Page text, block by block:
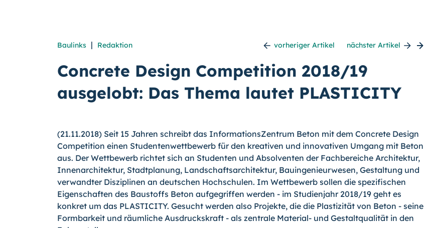
Baulinks | Redaktion vorheriger Artikel nächster Artikel
Concrete Design Competition 2018/19
ausgelobt: Das Thema lautet PLASTICITY
(21.11.2018) Seit 15 Jahren schreibt das InformationsZentrum Beton mit dem Concrete Design
Competition einen Studentenwettbewerb für den kreativen und innovativen Umgang mit Beton
aus. Der Wettbewerb richtet sich an Studenten und Absolventen der Fachbereiche Architektur,
Innenarchitektur, Stadtplanung, Landschaftsarchitektur, Bauingenieurwesen, Gestaltung und
verwandter Disziplinen an deutschen Hochschulen. Im Wettbewerb sollen die spezifischen
Eigenschaften des Baustoffs Beton aufgegriffen werden - im Studienjahr 2018/19 geht es
konkret um das PLASTICITY. Gesucht werden also Projekte, die die Plastizität von Beton - seine
Formbarkeit und räumliche Ausdruckskraft - als zentrale Material- und Gestaltqualität in den